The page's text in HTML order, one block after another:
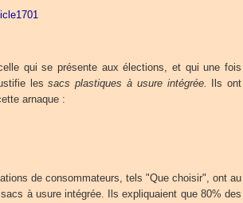
qui se présente aux élections, et qui une fois
lessacs plastiques à usure intégrée.
Ils ont
arnaque :
de consommateurs, tels "Que choisir", ont au
à usure intégrée. Ils expliquaient que 80% des